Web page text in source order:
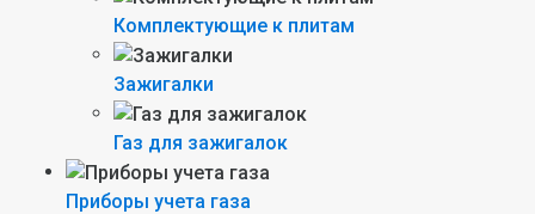
Комплектующие к плитам
Зажигалки
Газ для зажигалок
Приборы учета газа